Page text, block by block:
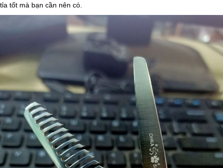
tỉa tốt mà bạn cần nên có.